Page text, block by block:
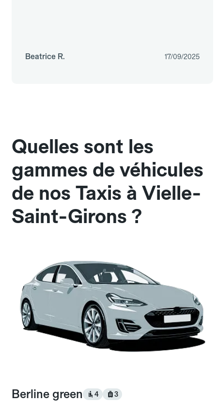
Beatrice R. 17/09/2025
Quelles sont les
gammes de véhicules
de nos Taxis à Vielle-
Saint-Girons ?
Berline green 4 3